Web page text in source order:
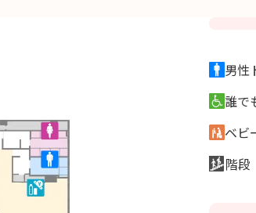
男性
誰で
ベビ
階段